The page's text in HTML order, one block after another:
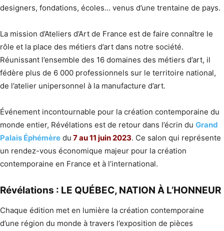
designers, fondations, écoles… venus d’une trentaine de pays.
La mission d’Ateliers d’Art de France est de faire connaître le
rôle et la place des métiers d’art dans notre société.
Réunissant l’ensemble des 16 domaines des métiers d’art, il
fédère plus de 6 000 professionnels sur le territoire national,
de l’atelier unipersonnel à la manufacture d’art.
Événement incontournable pour la création contemporaine du
monde entier, Révélations est de retour dans l’écrin du Grand
Palais Éphémère du 7 au 11 juin 2023. Ce salon qui représente
un rendez-vous économique majeur pour la création
contemporaine en France et à l’international.
Révélations : LE QUÉBEC, NATION À L’HONNEUR
Chaque édition met en lumière la création contemporaine
d’une région du monde à travers l’exposition de pièces